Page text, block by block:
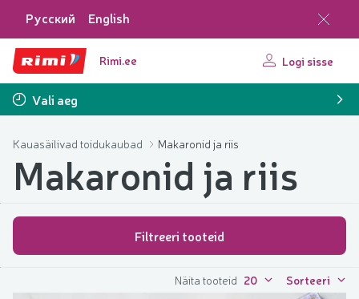
Русский English
Rimi.ee Logi sisse
Vali aeg
Kauasäilivad toidukaubad Makaronid ja riis
Makaronid ja riis
Filtreeri tooteid
Näita tooteid 20 Sorteeri